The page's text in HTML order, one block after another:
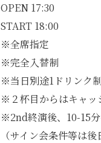
OPEN 17:30
START 18:00
※全席指定
※完全入替制
※当日別途1ドリンク
※２杯目からはキャッ
※2nd終演後、10-15分
（サイン会条件等は後